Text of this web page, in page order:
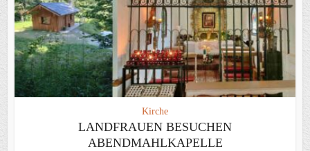
Kirche
LANDFRAUEN BESUCHEN
ABENDMAHLKAPELLE